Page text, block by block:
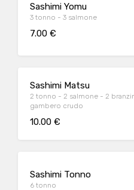
Sashimi Yomu
3 tonno - 3 salmone
7.00 €
Sashimi Matsu
2 tonno - 2 salmone - 2
gambero crudo
10.00 €
Sashimi Tonno
6 tonno